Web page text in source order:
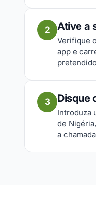
2 Ative a
Verifique
app e
3 Disque
Introduza
de
a